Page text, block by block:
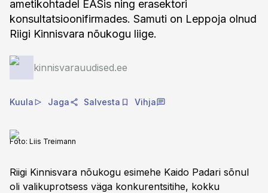
ametikohtadel EASis ning erasektori
konsultatsioonifirmades. Samuti on Leppoja olnud
Riigi Kinnisvara nõukogu liige.
kinnisvarauudised.ee
Kuula Jaga Salvesta Vihja
Foto: Liis Treimann
Riigi Kinnisvara nõukogu esimehe Kaido Padari sõnul
oli valikuprotsess väga konkurentsitihe, kokku